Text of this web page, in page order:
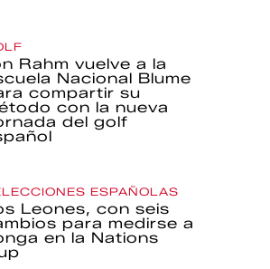
Rahm vuelve a la
Nacional Blume
compartir su
con la nueva
del golf
ESPAÑOLAS
Leones, con seis
para medirse a
en la Nations